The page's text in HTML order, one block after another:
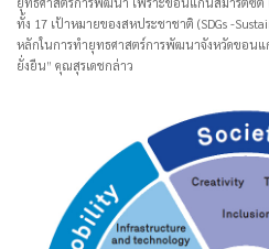
ทั้ง 17 เป้าหมายของสหประชาชาติ (SDGs -
หลักในการทำยุทธศาสตร์การพัฒนาจังหวัดขอน
ยั่งยืน” คุณสุรเดชกล่าว